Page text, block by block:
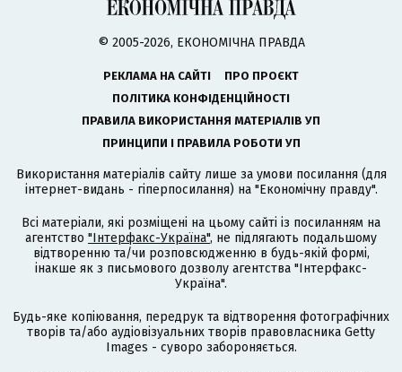
© 2005-2026, ЕКОНОМІЧНА ПРАВДА
РЕКЛАМА НА САЙТІ
ПРО ПРОЄКТ
ПОЛІТИКА КОНФІДЕНЦІЙНОСТІ
ПРАВИЛА ВИКОРИСТАННЯ МАТЕРІАЛІВ УП
ПРИНЦИПИ І ПРАВИЛА РОБОТИ УП
Використання матеріалів сайту лише за умови посилання (для
інтернет-видань - гіперпосилання) на "Економічну правду".
Всі матеріали, які розміщені на цьому сайті із посиланням на
агентство "Інтерфакс-Україна", не підлягають подальшому
відтворенню та/чи розповсюдженню в будь-якій формі,
інакше як з письмового дозволу агентства "Інтерфакс-
Україна".
Будь-яке копіювання, передрук та відтворення фотографічних
творів та/або аудіовізуальних творів правовласника Getty
Images - суворо забороняється.